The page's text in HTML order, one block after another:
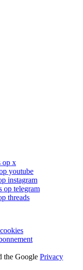
op x
youtube
instagram
op telegram
threads
the Google Privacy